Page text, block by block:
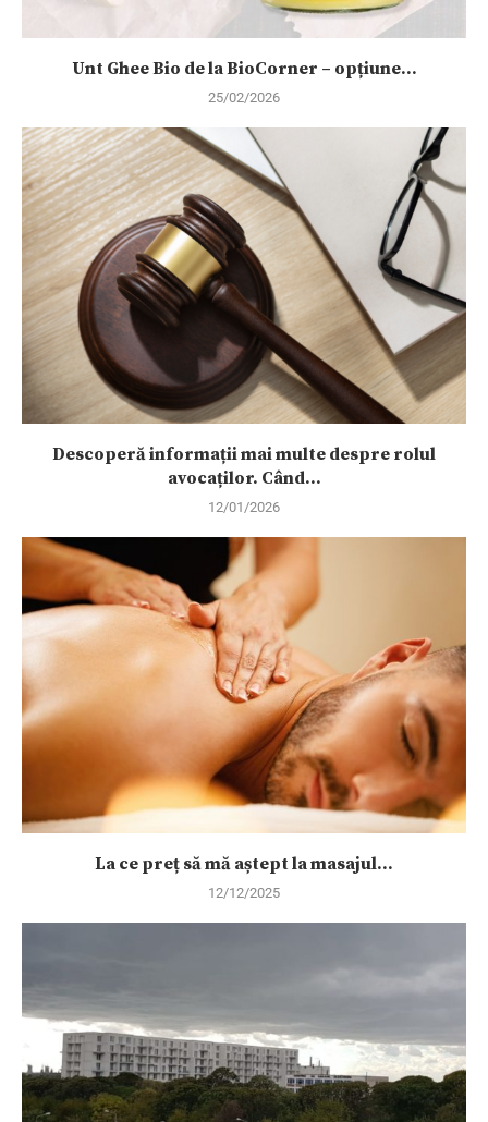
Unt Ghee Bio de la BioCorner – opțiune...
25/02/2026
Descoperă informații mai multe despre rolul
avocaților. Când...
12/01/2026
La ce preț să mă aștept la masajul...
12/12/2025